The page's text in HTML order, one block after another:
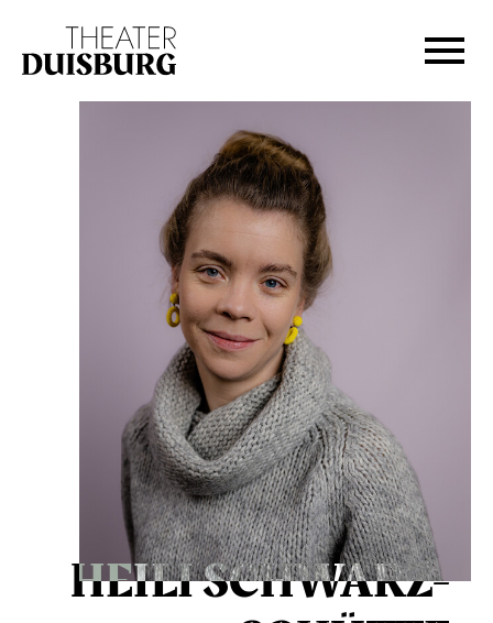
Zur Hauptnavigation springen
Zum Footer springen
HEILI SCHWARZ-